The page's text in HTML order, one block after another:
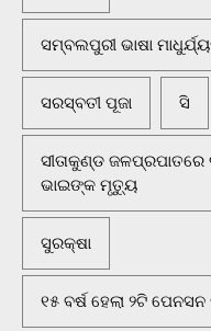
ସମ୍ବଲପୁରୀ ଭାଷା
ସରସ୍ବତୀ ପୂଜା ସି
ସୀତାକୁଣ୍ଡ
ଭାଇଙ୍କ ମୃତ୍ୟୁ
ସୁରକ୍ଷା
୧୫ ବର୍ଷ ହେଲା ୨ଟି